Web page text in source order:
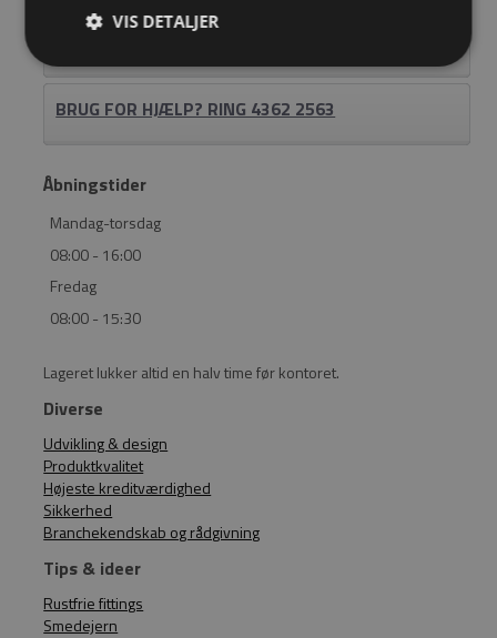
LOGIN
BRUG FOR HJÆLP? RING 4362 2563
Åbningstider
Mandag-torsdag
08:00 - 16:00
Fredag
08:00 - 15:30
Lageret lukker altid en halv time før kontoret.
Diverse
Udvikling & design
Produktkvalitet
Højeste kreditværdighed
Sikkerhed
Branchekendskab og rådgivning
Tips & ideer
Rustfrie fittings
Smedejern
VIS DETALJER